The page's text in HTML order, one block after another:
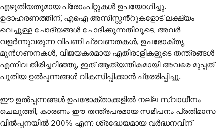
എഴുതിയതുമായ പ്രോംപ്റ്റുകൾ ഉപയോഗിച്ചു.
ഉദാഹരണത്തിന്, എഐ അസിസ്റ്റൻ്റുകളോട് ലക്ഷ്യം
വെച്ചുള്ള ചോദ്യങ്ങൾ ചോദിക്കുന്നതിലൂടെ, അവർ
വളർന്നുവരുന്ന വിപണി പ്രവണതകൾ, ഉപഭോക്തൃ
മുൻഗണനകൾ, വിജയകരമായ എതിരാളികളുടെ തന്ത്രങ്ങൾ
എന്നിവ തിരിച്ചറിഞ്ഞു, ഇത് ആത്യന്തികമായി അവരെ മുപ്പത്
പുതിയ ഉൽപ്പന്നങ്ങൾ വികസിപ്പിക്കാൻ പ്രേരിപ്പിച്ചു.
ഈ ഉൽപ്പന്നങ്ങൾ ഉപഭോക്താക്കളിൽ നല്ല സ്വാധീനം
ചെലുത്തി, കാരണം ഈ തന്ത്രപരമായ സമീപനം പ്രതിമാസ
വിൽപ്പനയിൽ 200% എന്ന ശ്രദ്ധേയമായ വർദ്ധനവിന്